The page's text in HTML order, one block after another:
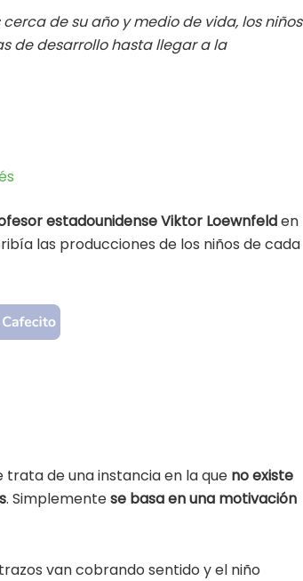
de su año y medio de vida, los niños
de desarrollo hasta llegar a la
estadounidense Viktor Loewnfelden
las producciones de los niños de cada
trata de una instancia en la que no existe
. Simplementese basa en una motivación
van cobrando sentido y el niño